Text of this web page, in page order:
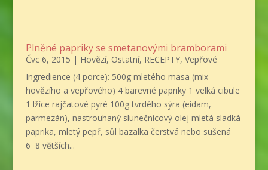
Plněné papriky se smetanovými bramborami
Čvc 6, 2015 | Hovězí, Ostatní, RECEPTY, Vepřové
Ingredience (4 porce): 500g mletého masa (mix
hovězího a vepřového) 4 barevné papriky 1 velká cibule
1 lžíce rajčatové pyré 100g tvrdého sýra (eidam,
parmezán), nastrouhaný slunečnicový olej mletá sladká
paprika, mletý pepř, sůl bazalka čerstvá nebo sušená
6−8 větších...